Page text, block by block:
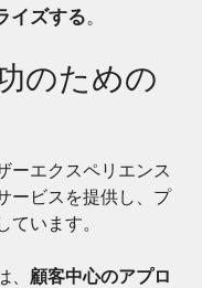
イズする。
のための
ーエクスペリエンス
ービスを提供し、プ
います。
顧客中心のアプロ